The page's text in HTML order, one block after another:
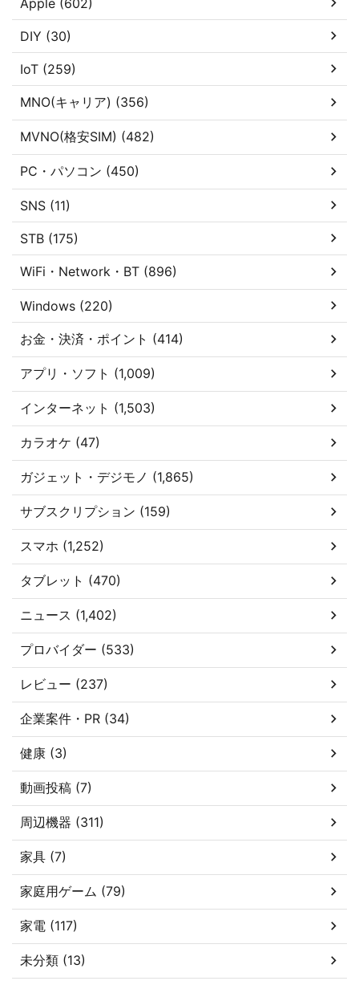
DIY (30)
IoT (259)
MNO(キャリア) (356)
MVNO(格安SIM) (482)
PC・パソコン (450)
SNS (11)
STB (175)
WiFi・Network・BT (896)
Windows (220)
お金・決済・ポイント (414)
アプリ・ソフト (1,009)
インターネット (1,503)
カラオケ (47)
ガジェット・デジモノ (1,865)
サブスクリプション (159)
スマホ (1,252)
タブレット (470)
ニュース (1,402)
プロバイダー (533)
レビュー (237)
企業案件・PR (34)
健康 (3)
動画投稿 (7)
周辺機器 (311)
家具 (7)
家庭用ゲーム (79)
家電 (117)
未分類 (13)